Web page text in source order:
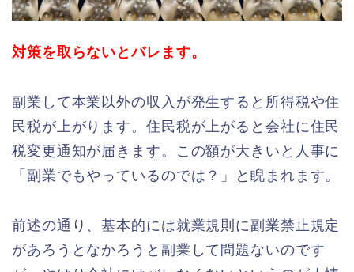
対策を取らないとバレます。
副業して本業以外の収入が発生すると所得税や住
民税が上がります。住民税が上がると会社に住民
税変更通知が届きます。この額が大きいと人事に
「副業でもやっているのでは？」と睨まれます。
前述の通り、基本的には就業規則に副業禁止規定
があろうとなかろうと副業して問題ないのです